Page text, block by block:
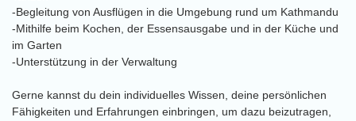
-Begleitung von Ausflügen in die Umgebung rund um Kathmandu
-Mithilfe beim Kochen, der Essensausgabe und in der Küche und
im Garten
-Unterstützung in der Verwaltung
Gerne kannst du dein individuelles Wissen, deine persönlichen
Fähigkeiten und Erfahrungen einbringen, um dazu beizutragen,